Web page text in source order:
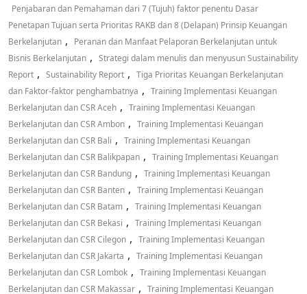
Penjabaran dan Pemahaman dari 7 (Tujuh) faktor penentu Dasar
Penetapan Tujuan serta Prioritas RAKB dan 8 (Delapan) Prinsip Keuangan
Berkelanjutan ,
Peranan dan Manfaat Pelaporan Berkelanjutan untuk
Bisnis Berkelanjutan , Strategi dalam menulis dan menyusun Sustainability
Report , Sustainability Report , Tiga Prioritas Keuangan Berkelanjutan
dan Faktor-faktor penghambatnya , Training Implementasi Keuangan
Berkelanjutan dan CSR Aceh , Training Implementasi Keuangan
Berkelanjutan dan CSR Ambon , Training Implementasi Keuangan
Berkelanjutan dan CSR Bali , Training Implementasi Keuangan
Berkelanjutan dan CSR Balikpapan , Training Implementasi Keuangan
Berkelanjutan dan CSR Bandung , Training Implementasi Keuangan
Berkelanjutan dan CSR Banten , Training Implementasi Keuangan
Berkelanjutan dan CSR Batam , Training Implementasi Keuangan
Berkelanjutan dan CSR Bekasi , Training Implementasi Keuangan
Berkelanjutan dan CSR Cilegon , Training Implementasi Keuangan
Berkelanjutan dan CSR Jakarta , Training Implementasi Keuangan
Berkelanjutan dan CSR Lombok , Training Implementasi Keuangan
Berkelanjutan dan CSR Makassar , Training Implementasi Keuangan